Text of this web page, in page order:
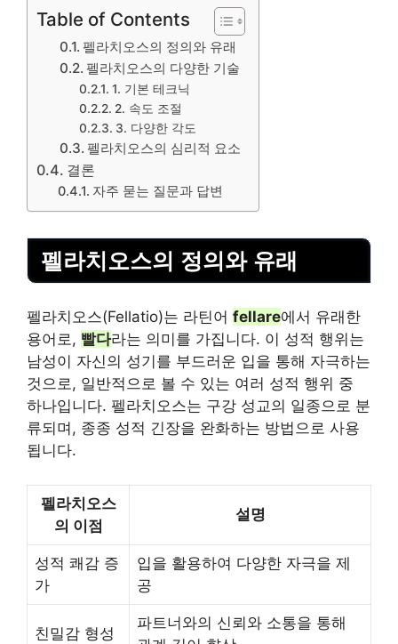
Table of Contents
펠라치오스의 정의와 유래
펠라치오스의 다양한 기술
1. 기본 테크닉
2. 속도 조절
3. 다양한 각도
펠라치오스의 심리적 요소
결론
자주 묻는 질문과 답변
펠라치오스의 정의와 유래
펠라치오스(Fellatio)는 라틴어 fellare에서 유래한
용어로, 빨다라는 의미를 가집니다. 이 성적 행위는
남성이 자신의 성기를 부드러운 입을 통해 자극하는
것으로, 일반적으로 볼 수 있는 여러 성적 행위 중
하나입니다. 펠라치오스는 구강 성교의 일종으로 분
류되며, 종종 성적 긴장을 완화하는 방법으로 사용
됩니다.
펠라치오스
의 이점
설명
성적 쾌감 증
가
입을 활용하여 다양한 자극을 제
공
친밀감 형성
파트너와의 신뢰와 소통을 통해